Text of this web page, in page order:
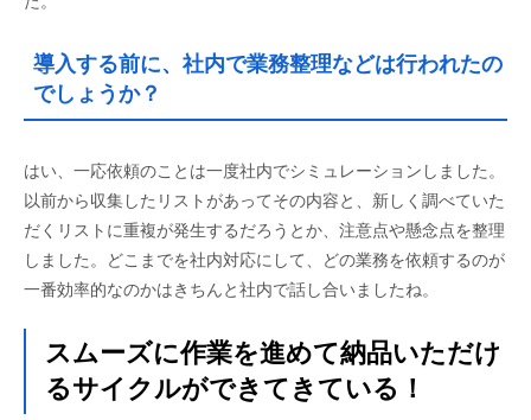
導入する前に、社内で業務整理などは行われたの
でしょうか？
はい、一応依頼のことは一度社内でシミュレーションしました。
以前から収集したリストがあってその内容と、新しく調べていた
だくリストに重複が発生するだろうとか、注意点や懸念点を整理
しました。どこまでを社内対応にして、どの業務を依頼するのが
一番効率的なのかはきちんと社内で話し合いましたね。
スムーズに作業を進めて納品いただけ
るサイクルができてきている！